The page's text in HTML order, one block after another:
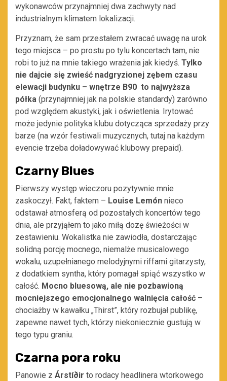
wykonawców przynajmniej dwa zachwyty nad
industrialnym klimatem lokalizacji.
Przyznam, że sam przestałem zwracać uwagę na urok
tego miejsca – po prostu po tylu koncertach tam, nie
robi to już na mnie takiego wrażenia jak kiedyś. Tylko
nie dajcie się zwieść nadgryzionej zębem czasu
elewacji budynku – wnętrze B90 to najwyższa
półka (przynajmniej jak na polskie standardy) zarówno
pod względem akustyki, jak i oświetlenia. Irytować
może jedynie polityka klubu dotycząca sprzedaży przy
barze (na wzór festiwali muzycznych, tutaj na każdym
evencie trzeba doładowywać klubowy prepaid).
Czarny Blues
Pierwszy występ wieczoru pozytywnie mnie
zaskoczył. Fakt, faktem – Louise Lemón nieco
odstawał atmosferą od pozostałych koncertów tego
dnia, ale przyjąłem to jako miłą dozę świeżości w
zestawieniu. Wokalistka nie zawiodła, dostarczając
solidną porcję mocnego, niemalże musicalowego
wokalu, uzupełnianego melodyjnymi riffami gitarzysty,
z dodatkiem syntha, który pomagał spiąć wszystko w
całość. Mocno bluesową, ale nie pozbawioną
mocniejszego emocjonalnego walnięcia całość –
chociażby w kawałku „Thirst”, który rozbujał publikę,
zapewne nawet tych, którzy niekoniecznie gustują w
tego typu graniu.
Czarna pora roku
Panowie z Árstíðir to rodacy headlinera wtorkowego